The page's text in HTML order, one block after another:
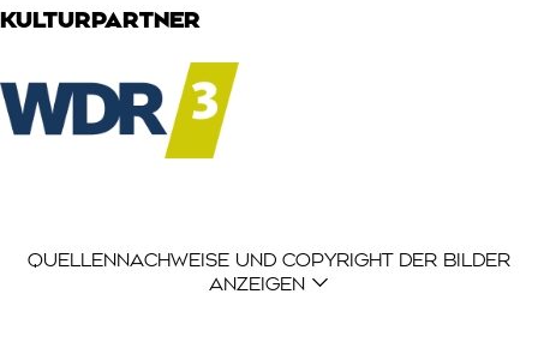
KULTURPARTNER
Der Quellennachweis ist eine Liste mit Einträgen,
QUELLENNACHWEISE UND COPYRIGHT DER BILDER
ANZEIGEN